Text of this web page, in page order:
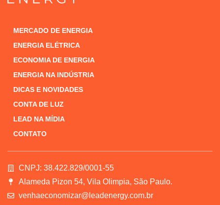
MERCADO DE ENERGIA
ENERGIA ELÉTRICA
ECONOMIA DE ENERGIA
ENERGIA NA INDÚSTRIA
DICAS E NOVIDADES
CONTA DE LUZ
LEAD NA MÍDIA
CONTATO
CNPJ: 38.422.829/0001-55
Alameda Pizon 54, Vila Olimpia, São Paulo.
venhaeconomizar@leadenergy.com.br